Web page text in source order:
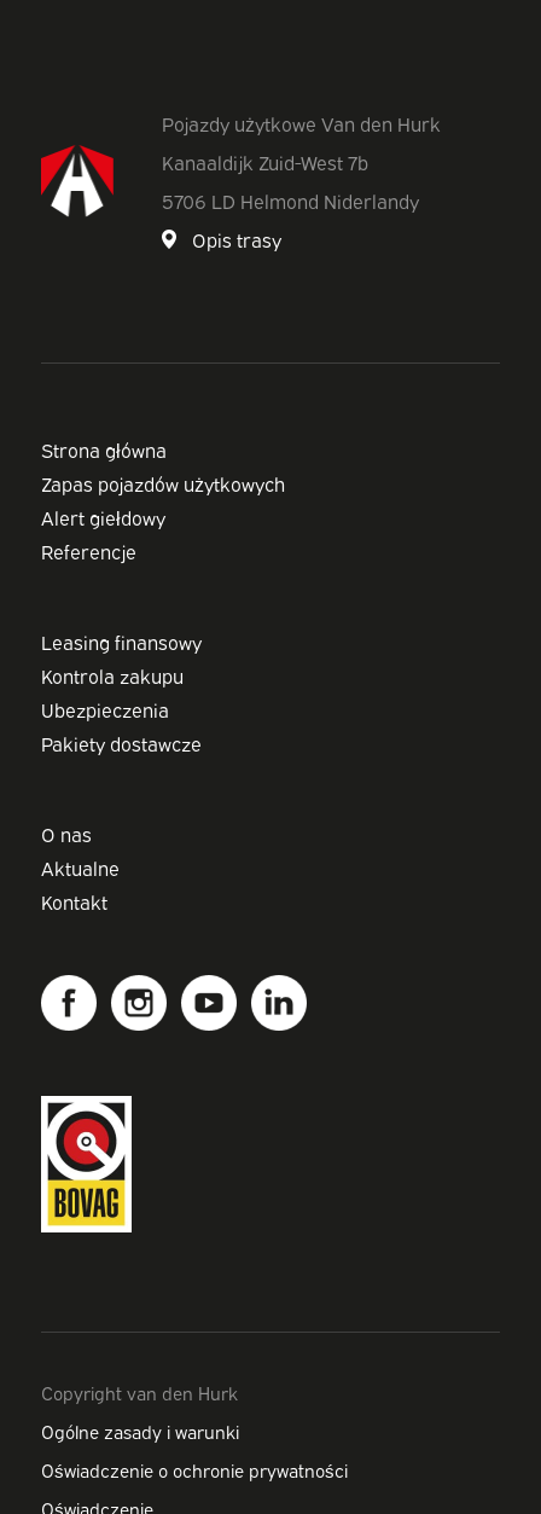
Pojazdy użytkowe Van den Hurk
Kanaaldijk Zuid-West 7b
5706 LD Helmond Niderlandy
Opis trasy
Strona główna
Zapas pojazdów użytkowych
Alert giełdowy
Referencje
Leasing finansowy
Kontrola zakupu
Ubezpieczenia
Pakiety dostawcze
O nas
Aktualne
Kontakt
Copyright van den Hurk
Ogólne zasady i warunki
Oświadczenie o ochronie prywatności
Oświadczenie